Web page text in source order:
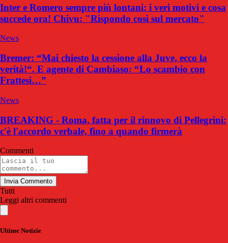
Inter e Romero sempre più lontani: i veri motivi e cosa
succede ora! Chivu: "Rispondo così sul mercato"
News
Bremer: “Mai chiesto la cessione alla Juve, ecco la
verità!“. E agente di Cambiaso: “Lo scambio con
Frattesi…”
News
BREAKING - Roma, fatta per il rinnovo di Pellegrini:
c'è l'accordo verbale, fino a quando firmerà
Commenti
Invia Commento
Tutti
Leggi altri commenti
Ultime Notizie